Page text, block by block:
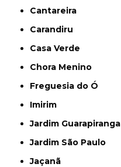
Cantareira
Carandiru
Casa Verde
Chora Menino
Freguesia do Ó
Imirim
Jardim Guarapiranga
Jardim São Paulo
Jaçanã